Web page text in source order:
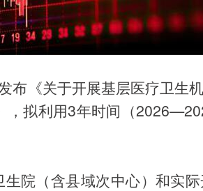
布《关于开展基层医疗卫生
拟利用3年时间（
院（含县域次中心）和实